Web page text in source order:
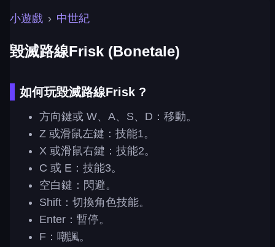
小遊戲 › 中世紀
毀滅路線Frisk (Bonetale)
如何玩毀滅路線Frisk ?
方向鍵或 W、A、S、D：移動。
Z 或滑鼠左鍵：技能1。
X 或滑鼠右鍵：技能2。
C 或 E：技能3。
空白鍵：閃避。
Shift：切換角色技能。
Enter：暫停。
F：嘲諷。